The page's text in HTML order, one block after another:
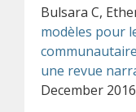
Bulsara C,
modèles pour
une revue
December